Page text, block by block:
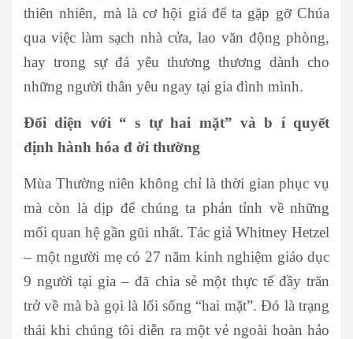
thiên nhiên, mà là cơ hội giá để ta gặp gỡ Chúa
qua việc làm sạch nhà cửa, lao văn động phòng,
hay trong sự đá yêu thương thương dành cho
những người thân yêu ngay tại gia đình mình.
Đối diện với “s tự hai mặt” vàb í quyết
định hành hóa đ ời thường
Mùa Thường niên không chỉ là thời gian phục vụ
mà còn là dịp để chúng ta phản tỉnh về những
mối quan hệ gần gũi nhất. Tác giả Whitney Hetzel
– một người mẹ có 27 năm kinh nghiệm giáo dục
9 người tại gia – đã chia sẻ một thực tế đầy trăn
trở về mà bà gọi là lối sống “hai mặt”. Đó là trạng
thái khi chúng tôi diễn ra một vẻ ngoài hoàn hảo